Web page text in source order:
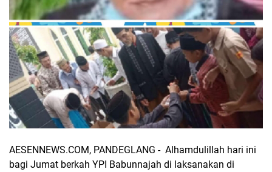
AESENNEWS.COM, PANDEGLANG - Alhamdulillah hari ini
bagi Jumat berkah YPI Babunnajah di laksanakan di